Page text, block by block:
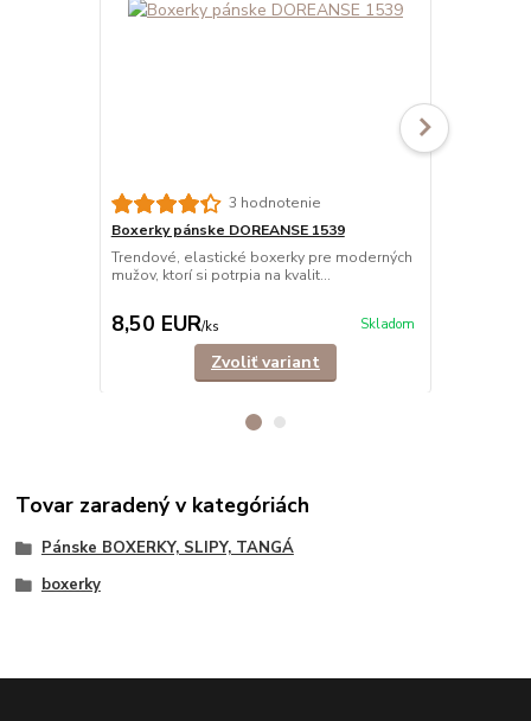
3 hodnotenie
Boxerky pánske DOREANSE 1539
Trendové, elastické boxerky pre moderných
mužov, ktorí si potrpia na kvalit...
8,50 EUR/ks Skladom
Zvoliť variant
Tovar zaradený v kategóriách
Pánske BOXERKY, SLIPY, TANGÁ
boxerky